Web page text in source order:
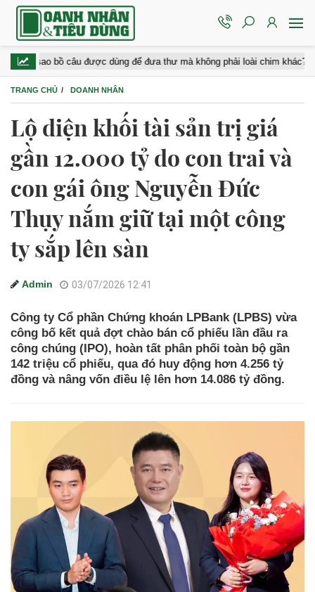
bồ câu được dùng để đưa thư mà không phải loài chim khác?
TRANG CHỦ DOANH NHÂN
Lộ diện khối tài sản trị giá
gần 12.000 tỷ do con trai và
con gái ông Nguyễn Đức
Thụy nắm giữ tại một công
ty sắp lên sàn
Admin 03/07/2026 12:41
Công ty Cổ phần Chứng khoán LPBank (LPBS) vừa
công bố kết quả đợt chào bán cổ phiếu lần đầu ra
công chúng (IPO), hoàn tất phân phối toàn bộ gần
142 triệu cổ phiếu, qua đó huy động hơn 4.256 tỷ
đồng và nâng vốn điều lệ lên hơn 14.086 tỷ đồng.